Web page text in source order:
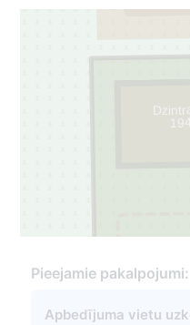
Pieejamie pakalpojumi:
Apbedījuma vietu